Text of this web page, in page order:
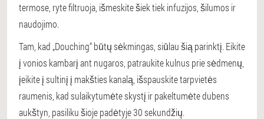
termose, ryte filtruoja, išmeskite šiek tiek infuzijos, šilumos ir
naudojimo.
Tam, kad „Douching“ būtų sėkmingas, siūlau šią parinktį. Eikite
į vonios kambarį ant nugaros, patraukite kulnus prie sėdmenų,
įeikite į sultinį į makšties kanalą, išspauskite tarpvietės
raumenis, kad sulaikytumėte skystį ir pakeltumėte dubens
aukštyn, pasiliku šioje padėtyje 30 sekundžių.